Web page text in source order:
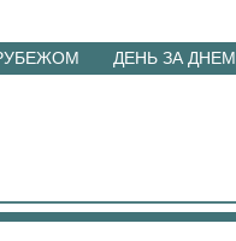
ДЕНЬ ЗА ДНЕМ